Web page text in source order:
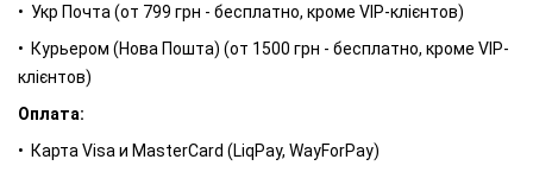
«сердечными» аккордами розы, жасмина, ириса и душистой
малины. Это сочетание, способное вскружить голову,
уравновешено спокойными аккордами кедра, ветивера,
пачули и мускуса.
• Укр Почта (от 799 грн - бесплатно, кроме VIP-клієнтов)
• Курьером (Нова Пошта) (от 1500 грн - бесплатно, кроме VIP-
клієнтов)
Оплата:
• Карта Visa и MasterCard (LiqPay, WayForPay)